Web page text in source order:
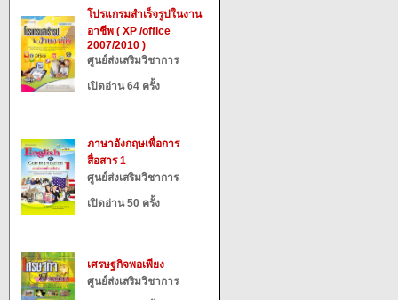
โปรแกรมสำเร็จรูปในงาน
อาชีพ ( XP /office
2007/2010 )
ศูนย์ส่งเสริมวิชาการ
เปิดอ่าน 64 ครั้ง
ภาษาอังกฤษเพื่อการ
สื่อสาร 1
ศูนย์ส่งเสริมวิชาการ
เปิดอ่าน 50 ครั้ง
เศรษฐกิจพอเพียง
ศูนย์ส่งเสริมวิชาการ